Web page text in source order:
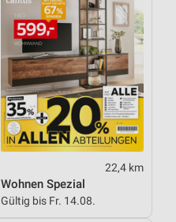
22,4 km
Wohnen Spezial
Gültig bis Fr. 14.08.